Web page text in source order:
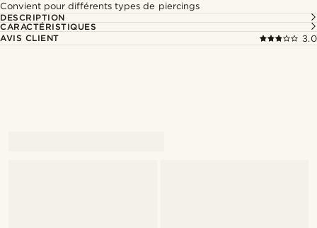
Convient pour différents types de piercings
DESCRIPTION
CARACTÉRISTIQUES
AVIS CLIENT
3.0